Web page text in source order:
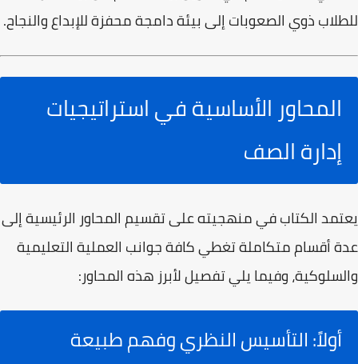
للطلاب ذوي الصعوبات إلى بيئة دامجة محفزة للإبداع والنجاح.
المحاور الأساسية في استراتيجيات
إدارة الصف
يعتمد الكتاب في منهجيته على تقسيم المحاور الرئيسية إلى
عدة أقسام متكاملة تغطي كافة جوانب العملية التعليمية
والسلوكية، وفيما يلي تفصيل لأبرز هذه المحاور:
أولاً: التأسيس النظري وفهم طبيعة